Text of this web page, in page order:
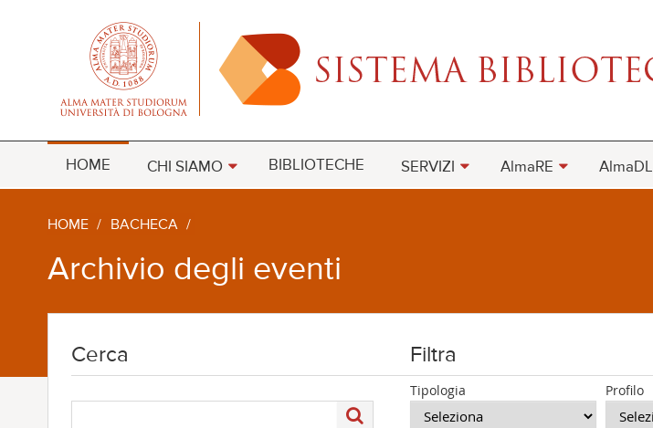
HOME CHI SIAMO BIBLIOTECHE SERVIZI AlmaRE AlmaDL
HOME / BACHECA /
Archivio degli eventi
Cerca Filtra
Tipologia Profilo